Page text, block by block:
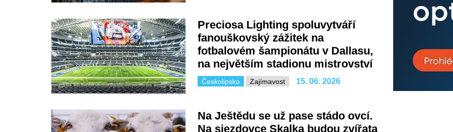
Preciosa Lighting spoluvytváří
fanouškovský zážitek na
fotbalovém šampionátu v Dallasu,
na největším stadionu mistrovství
Českolipsko Zajímavost 15. 06. 2026
Na Ještědu se už pase stádo ovcí.
Na sjezdovce Skalka budou zvířata